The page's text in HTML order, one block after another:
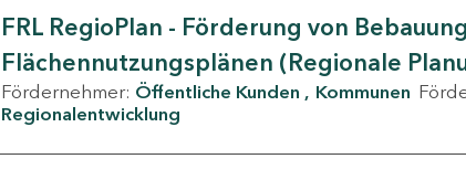
FRL RegioPlan - Förderung von
Flächennutzungsplänen (Regionale
Fördernehmer: Öffentliche Kunden Kommunen
Regionalentwicklung